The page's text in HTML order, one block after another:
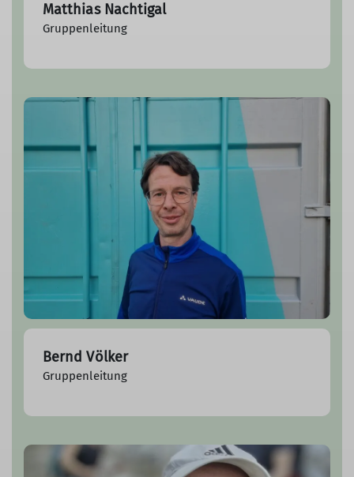
Matthias Nachtigal
Gruppenleitung
Bernd Völker
Gruppenleitung